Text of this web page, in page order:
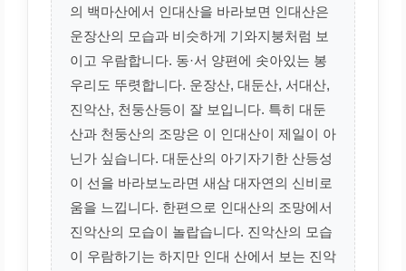
의 백마산에서 인대산을 바라보면 인대산은
운장산의 모습과 비슷하게 기와지붕처럼 보
이고 우람합니다. 동·서 양편에 솟아있는 봉
우리도 뚜렷합니다. 운장산, 대둔산, 서대산,
진악산, 천둥산등이 잘 보입니다. 특히 대둔
산과 천둥산의 조망은 이 인대산이 제일이 아
닌가 싶습니다. 대둔산의 아기자기한 산등성
이 선을 바라보노라면 새삼 대자연의 신비로
움을 느낍니다. 한편으로 인대산의 조망에서
진악산의 모습이 놀랍습니다. 진악산의 모습
이 우람하기는 하지만 인대 산에서 보는 진악